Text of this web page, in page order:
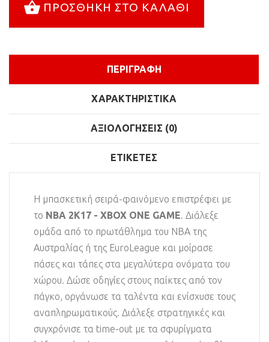
ΠΡΟΣΘΉΚΗ ΣΤΟ ΚΑΛΆΘΙ
ΠΕΡΙΓΡΑΦΉ
ΧΑΡΑΚΤΗΡΙΣΤΙΚΆ
ΑΞΙΟΛΟΓΉΣΕΙΣ (0)
ΕΤΙΚΈΤΕΣ
Η μπασκετική σειρά-φαινόμενο επιστρέφει με
το NBA 2K17 - XBOX ONE GAME. Διάλεξε
ομάδα από το πρωτάθλημα του NBA της
Αυστραλίας ή της EuroLeague και μοίρασε
πάσες και τάπες στα μεγαλύτερα ονόματα του
χώρου. Δώσε οδηγίες στους παίκτες από τον
πάγκο, οργάνωσε τα ταλέντα και ενίσχυσε τους
αναπληρωματικούς. Διάλεξε στρατηγικές και
συγχρόνισε τα time-out με τα σφυρίγματα